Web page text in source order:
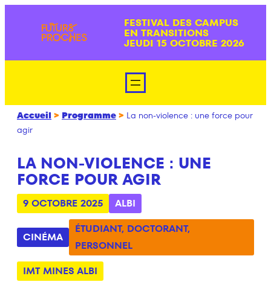
FESTIVAL DES CAMPUS
EN TRANSITIONS
JEUDI 15 OCTOBRE 2026
Accueil > Programme > La non-violence : une force pour
agir
LA NON-VIOLENCE : UNE
FORCE POUR AGIR
9 OCTOBRE 2025 ALBI
CINÉMA
ÉTUDIANT, DOCTORANT,
PERSONNEL
IMT MINES ALBI